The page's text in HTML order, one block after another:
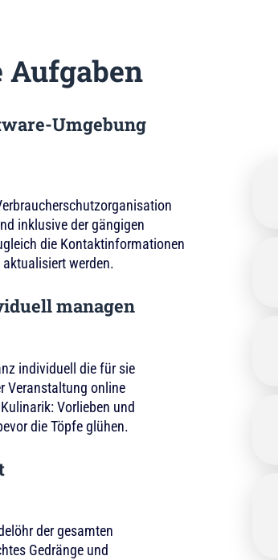
Aufgaben
Umgebung
inklusive der gängigen
die Kontaktinformationen
werden.
managen
individuell die für sie
Veranstaltung online
Vorlieben und
die Töpfe glühen.
der gesamten
Gedränge und